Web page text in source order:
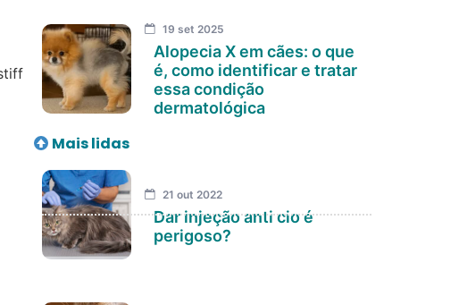
19 set 2025
Alopecia X em cães: o que
é, como identificar e tratar
essa condição
dermatológica
Mais lidas
21 out 2022
Dar injeção anti cio é
perigoso?